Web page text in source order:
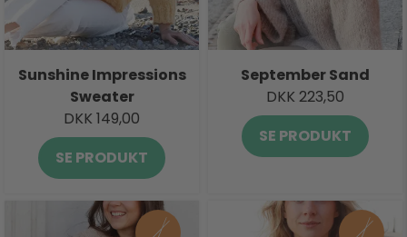
Sunshine Impressions
Sweater
DKK 149,00
SE PRODUKT
September Sand
DKK 223,50
SE PRODUKT